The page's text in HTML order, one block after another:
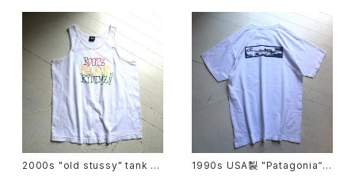
2000s "old stussy" tank to
1990s USA製 "Patagonia“ b